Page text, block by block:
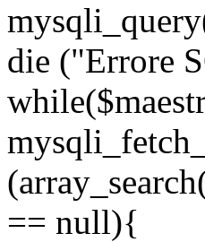
die ("Errore
== null){